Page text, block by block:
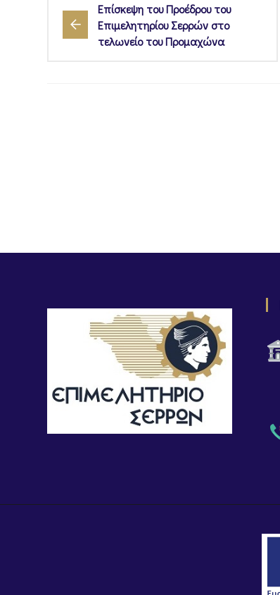
Επίσκεψη του Προέδρου του
Επιμελητηρίου Σερρών στο
τελωνείο του Προμαχώνα